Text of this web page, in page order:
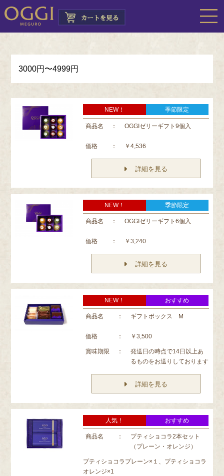
3000円〜4999円
NEW！ 季節限定
商品名 ： OGGIゼリーギフト9個入
価格 ： ￥4,536
詳細を見る
NEW！ 季節限定
商品名 ： OGGIゼリーギフト6個入
価格 ： ￥3,240
詳細を見る
NEW！ おすすめ
商品名 ： ギフトボックス M
価格 ： ￥3,500
賞味期限 ：
発送日の時点で14日以上あ
るものをお送りしております
詳細を見る
人気！ おすすめ
商品名 ：
プティショコラ2本セット
（プレーン・オレンジ）
プティショコラプレーン×１、プティショコラ
オレンジ×1